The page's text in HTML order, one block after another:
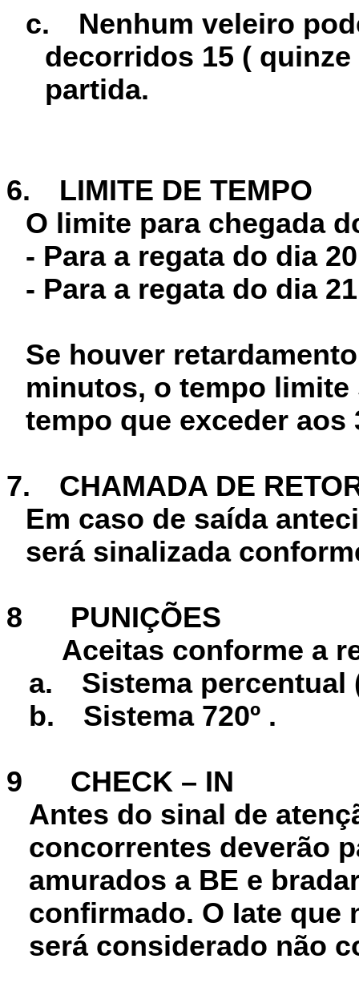
c.
Nenhum veleiro
decorridos 15 (
partida.
6.
LIMITE DE TEMPO
O limite para chegada
- Para a regata do dia
- Para a regata do dia
Se houver
minutos, o tempo limite
tempo que exceder
7.
CHAMADA DE
Em caso de saída
será sinalizada
8
PUNIÇÕES
Aceitas conforme a
a.
Sistema percentual
b.
Sistema 720º .
9
CHECK – IN
Antes do sinal de
concorrentes deverão
amurados a BE e
confirmado. O Iate que
será considerado não